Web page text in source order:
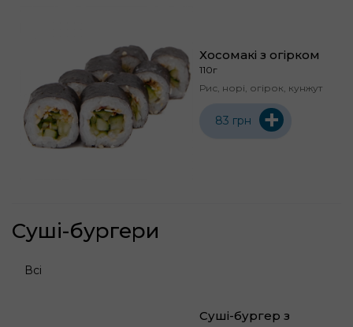
Хосомакі з огірком
110г
Рис, норі, огірок, кунжут
83 грн +
Суші-бургери
Всі
Суші-бургер з